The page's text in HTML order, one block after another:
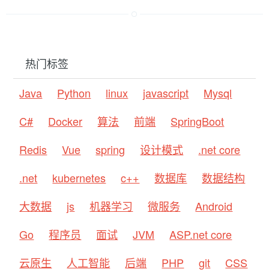
热门标签
Java
Python linux javascript
Mysql
C#
Docker 算法 前端
SpringBoot
Redis
Vue spring 设计模式
.net core
.net
kubernetes c++ 数据库
数据结构
大数据
js 机器学习 微服务
Android
Go
程序员 面试 JVM
ASP.net core
云原生
人工智能 后端 PHP git
CSS